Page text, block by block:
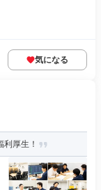
気になる
厚生！